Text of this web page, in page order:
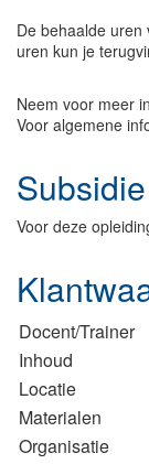
De behaalde
uren kun je
Neem voor meer
Voor algemene
Subsidie
Voor deze
Docent/Trainer
Inhoud
Locatie
Materialen
Organisatie